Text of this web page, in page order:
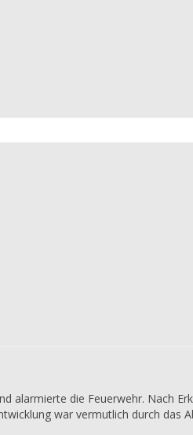
alarmierte die Feuerwehr. Nach
war vermutlich durch das